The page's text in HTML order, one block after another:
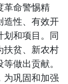
革命警惕精
造性、有效开
划和项目。同
扶贫、新农村
做出贡献。
为巩固和加强